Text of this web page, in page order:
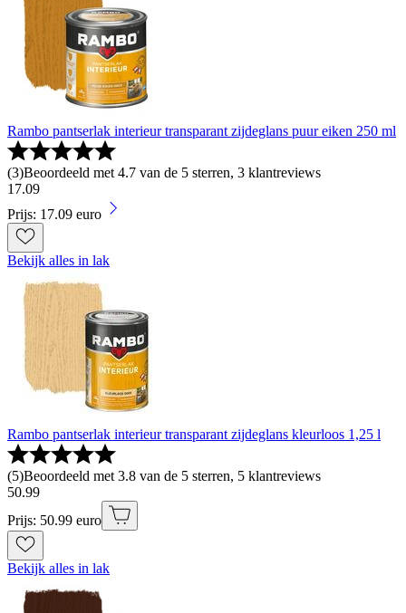
Rambo pantserlak interieur transparant zijdeglans puur eiken 250 ml
(3)Beoordeeld met 4.7 van de 5 sterren, 3 klantreviews
17.09
Prijs: 17.09 euro
Bekijk alles in lak
Rambo pantserlak interieur transparant zijdeglans kleurloos 1,25 l
(5)Beoordeeld met 3.8 van de 5 sterren, 5 klantreviews
50.99
Prijs: 50.99 euro
Bekijk alles in lak